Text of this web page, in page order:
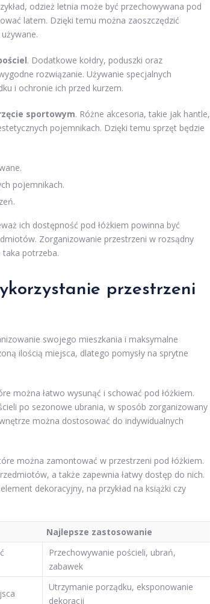
odzież letnia może być przechowywana pod
latem. Dzięki temu można zaoszczędzić
. Dodatkowe kołdry, poduszki oraz
rozwiązanie. Używanie specjalnych
i ochronie ich przed kurzem.
sportowym. Różne akcesoria, takie jak hantle,
pojemnikach. Dzięki temu sprzęt będzie
pojemnikach.
ich dostępność pod łóżkiem powinna być
Zorganizowanie przestrzeni w rozsądny
potrzeba.
przestrzeni
swojego mieszkania i maksymalne
ilością miejsca, dlatego pomysły na sprytne
można łatwo wysunąć i schować pod łóżkiem.
po sezonowe ubrania, w sposób zorganizowany
można dostosować do indywidualnych
można zamontować w przestrzeni pod łóżkiem.
a także zapewnia łatwy dostęp do nich.
dekoracyjny, na przykład na książki czy
Najlepsze zastosowanie
Przechowywanie pościeli, ubrań,
zabawek
Utrzymanie porządku, eksponowanie
dekoracji